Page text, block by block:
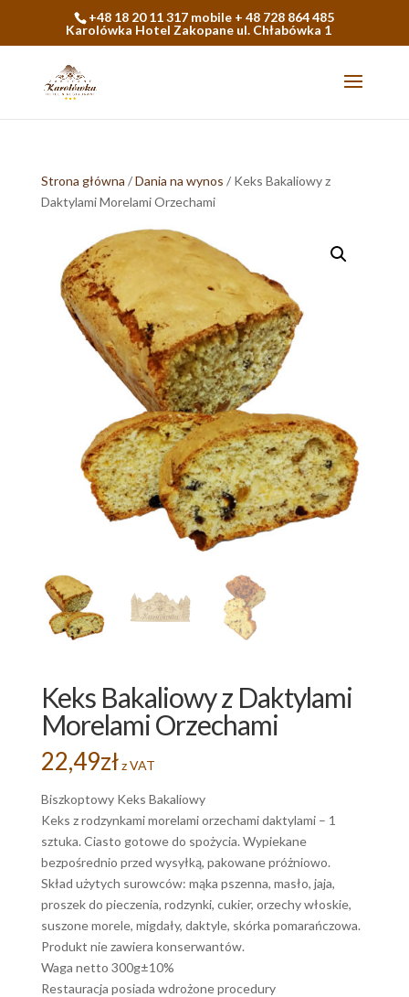
+48 18 20 11 317 mobile + 48 728 864 485
Karolówka Hotel Zakopane ul. Chłabówka 1
Strona główna /Dania na wynos / Keks Bakaliowy z
Daktylami Morelami Orzechami
Keks Bakaliowy z Daktylami
Morelami Orzechami
22,49złz VAT
Biszkoptowy Keks Bakaliowy
Keks z rodzynkami morelami orzechami daktylami – 1
sztuka. Ciasto gotowe do spożycia. Wypiekane
bezpośrednio przed wysyłką, pakowane próżniowo.
Skład użytych surowców: mąka pszenna, masło, jaja,
proszek do pieczenia, rodzynki, cukier, orzechy włoskie,
suszone morele, migdały, daktyle, skórka pomarańczowa.
Produkt nie zawiera konserwantów.
Waga netto 300g±10%
Restauracja posiada wdrożone procedury